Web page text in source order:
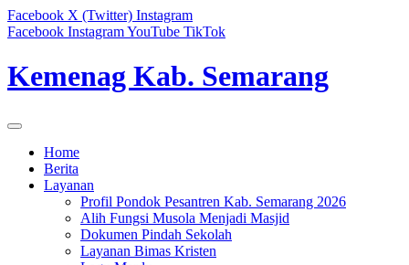
Facebook X (Twitter) Instagram
Facebook InstagramYouTube TikTok
Kemenag Kab. Semarang
Home
Berita
Layanan
Profil Pondok Pesantren Kab. Semarang 2026
Alih Fungsi Musola Menjadi Masjid
Dokumen Pindah Sekolah
Layanan Bimas Kristen